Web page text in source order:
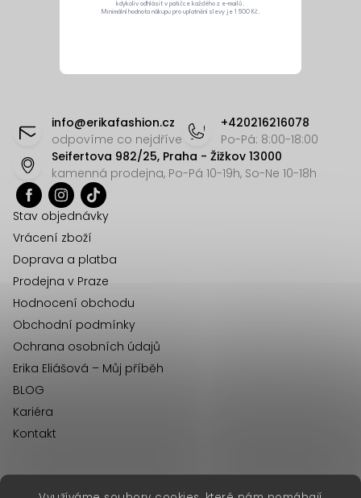
info@erikafashion.cz
odpovíme co nejdříve
+420216216078
Po-Pá: 8:00-18:00
Seifertova 982/25, Praha - Žižkov 13000
kamenná prodejna, Po-Pá 10-19h, So-Ne 10-18h
Stav objednávky
Vrácení zboží
Doprava a platba
Prodejna v Praze
Hodnocení obchodu
Obchodní podmínky
Ochrana osobních údajů
Erika Eliášová – Můj příběh
BLOG
Kariéra
Kontakt
kdykoliv odhlásit v patičce každého z e-mailů.
Minimální hodnota nákupu pro uplatnění slevy je 1 500 Kč.